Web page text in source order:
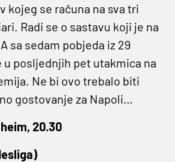
kojeg se računa na sva tri
Radi se o sastavu koji je na
sa sedam pobjeda iz 29
u posljednjih pet utakmica na
Ne bi ovo trebalo biti
gostovanje za Napoli…
20.30